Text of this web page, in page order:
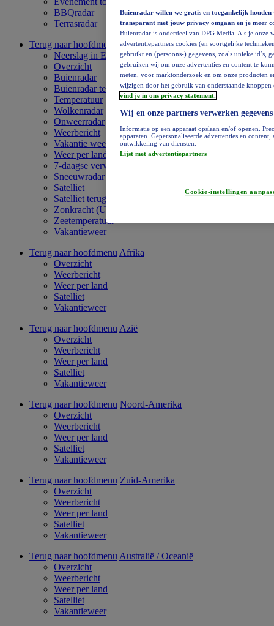
BBQradar
Terrasradar
Terug naar hoofdmenu
Europa
Neerslag in Europa
Overzicht
Buienradar
Buienradar terugkijken
Temperatuur
Wolkenradar
Onweerradar
Weerbericht
Vakantie weervideo
Weer per land
7-daagse verwachting
Sneeuwradar
Satelliet
Satelliet terugkijken
Zonkracht (UV)
Zeetemperatuur
Vakantieweer
Terug naar hoofdmenu Afrika
Overzicht
Weerbericht
Weer per land
Satelliet
Vakantieweer
Terug naar hoofdmenu Azië
Overzicht
Weerbericht
Weer per land
Satelliet
Vakantieweer
Terug naar hoofdmenu Noord-Amerika
Overzicht
Weerbericht
Weer per land
Satelliet
Vakantieweer
Terug naar hoofdmenu Zuid-Amerika
Overzicht
Weerbericht
Weer per land
Satelliet
Vakantieweer
Terug naar hoofdmenu Australië / Oceanië
Overzicht
Weerbericht
Weer per land
Satelliet
Vakantieweer
Buienradar willen we gratis en toegankelijk
transparant met jouw privacy omgaan en je meer
Buienradar is onderdeel van DPG Media. Als je
advertentiepartners cookies (en soortgelijke
gebruikt en (persoons-) gegevens, zoals unieke id’s,
gebruiken wij om onze advertenties en content te
meten, voor marktonderzoek en om onze producten
wijzigen door het gebruik van onderstaande
vind je in ons privacy statement.
Wij en onze partners verwerken
Informatie op een apparaat opslaan en/of openen.
apparaten. Gepersonaliseerde advertenties en
ontwikkeling van diensten.
Lijst met advertentiepartners
Cookie-instellingen